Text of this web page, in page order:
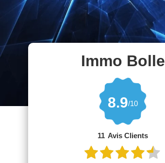
Immo Bolle
8.9/10
11 Avis Clients